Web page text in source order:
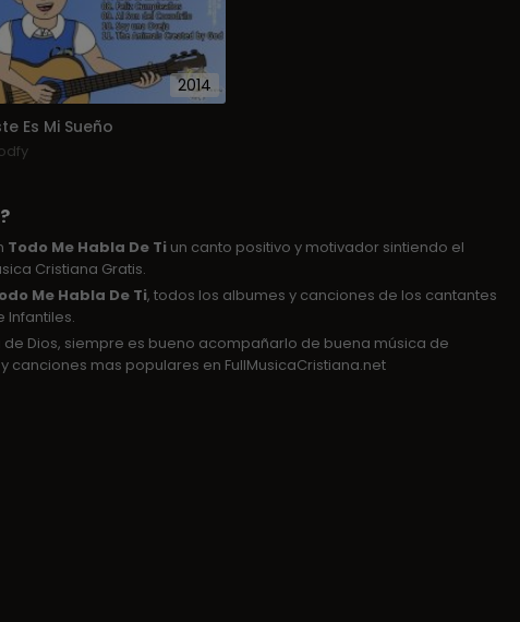
2014
Es Mi Sueño
Todo Me Habla De Ti un canto positivo y motivador sintiendo el
Cristiana Gratis.
Me Habla De Ti, todos los albumes y canciones de los cantantes
Infantiles.
Dios, siempre es bueno acompañarlo de buena música de
canciones mas populares en FullMusicaCristiana.net